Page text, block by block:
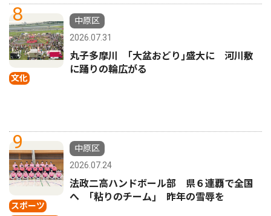
8
文化
中原区
2026.07.31
丸子多摩川 ｢大盆おどり｣盛大に 河川敷
に踊りの輪広がる
9
スポーツ
中原区
2026.07.24
法政二高ハンドボール部 県６連覇で全国
へ ｢粘りのチーム｣ 昨年の雪辱を